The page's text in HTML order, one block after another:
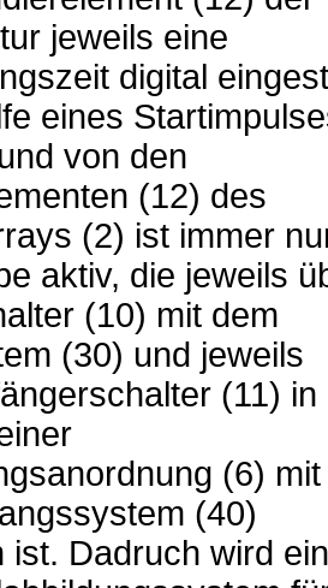
jeweils eine
digital
eines
von den
(12) des
(2) ist immer
aktiv, die jeweils
(10) mit dem
(30) und jeweils
(11) in
(6) mit
(40)
ist. Dadruch wird ein